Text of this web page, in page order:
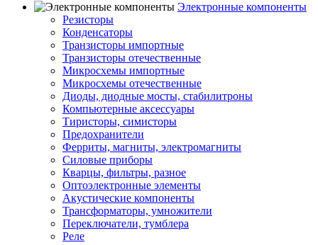
Электронные компоненты
Резисторы
Конденсаторы
Транзисторы импортные
Транзисторы отечественные
Микросхемы импортные
Микросхемы отечественные
Диоды, диодные мосты, стабилитроны
Компьютерные аксессуары
Тиристоры, симисторы
Предохранители
Ферриты, магниты, электромагниты
Силовые приборы
Кварцы, фильтры, разное
Оптоэлектронные элементы
Акустические компоненты
Трансформаторы, умножители
Переключатели, тумблера
Реле